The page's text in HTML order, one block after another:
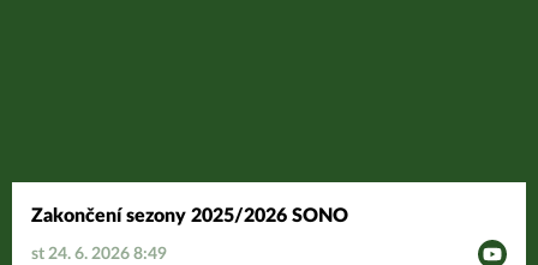
Zakončení sezony 2025/2026 SONO
st 24. 6. 2026 8:49